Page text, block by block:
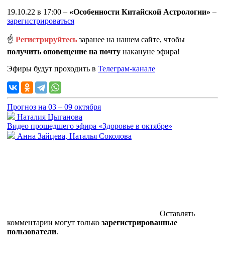
19.10.22 в 17:00 – «Особенности Китайской Астрологии» –
зарегистрироваться
☝ Регистрируйтесь заранее на нашем сайте, чтобы
получить оповещение на почту накануне эфира!
Эфиры будут проходить в Телеграм-канале
Прогноз на 03 – 09 октября
Наталия Цыганова
Видео прошедшего эфира «Здоровье в октябре»
Анна Зайцева, Наталья Соколова
Оставлять
комментарии могут только зарегистрированные
пользователи.